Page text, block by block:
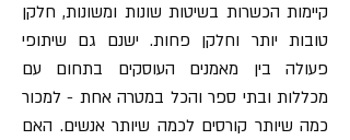
קיימות הכשרות בשיטות שונות ומשונות, חלקן
טובות יותר וחלקן פחות. ישנם גם שיתופי
פעולה בין מאמנים העוסקים בתחום עם
מכללות ובתי ספר והכל במטרה אחת - למכור
כמה שיותר קורסים לכמה שיותר אנשים. האם